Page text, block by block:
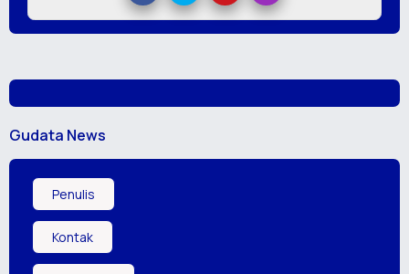
Gudata News
Penulis
Kontak